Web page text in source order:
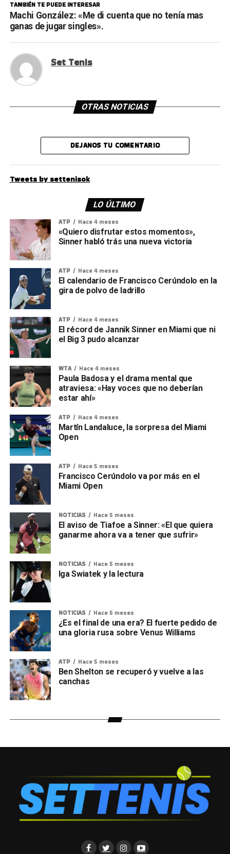
TAMBIÉN TE PUEDE INTERESAR
Machi González: «Me di cuenta que no tenía mas
ganas de jugar singles».
Set Tenis
OTRAS NOTICIAS
DEJANOS TU COMENTARIO
Tweets by settenisok
LO ÚLTIMO
ATP Hace 4 meses
«Quiero disfrutar estos momentos»,
Sinner habló trás una nueva victoria
ATP Hace 4 meses
El calendario de Francisco Cerúndolo en la
gira de polvo de ladrillo
ATP Hace 4 meses
El récord de Jannik Sinner en Miami que ni
el Big 3 pudo alcanzar
WTA Hace 4 meses
Paula Badosa y el drama mental que
atraviesa: «Hay voces que no deberían
estar ahí»
ATP Hace 4 meses
Martín Landaluce, la sorpresa del Miami
Open
ATP Hace 5 meses
Francisco Cerúndolo va por más en el
Miami Open
NOTICIAS Hace 5 meses
El aviso de Tiafoe a Sinner: «El que quiera
ganarme ahora va a tener que sufrir»
NOTICIAS Hace 5 meses
Iga Swiatek y la lectura
NOTICIAS Hace 5 meses
¿Es el final de una era? El fuerte pedido de
una gloria rusa sobre Venus Williams
ATP Hace 5 meses
Ben Shelton se recuperó y vuelve a las
canchas